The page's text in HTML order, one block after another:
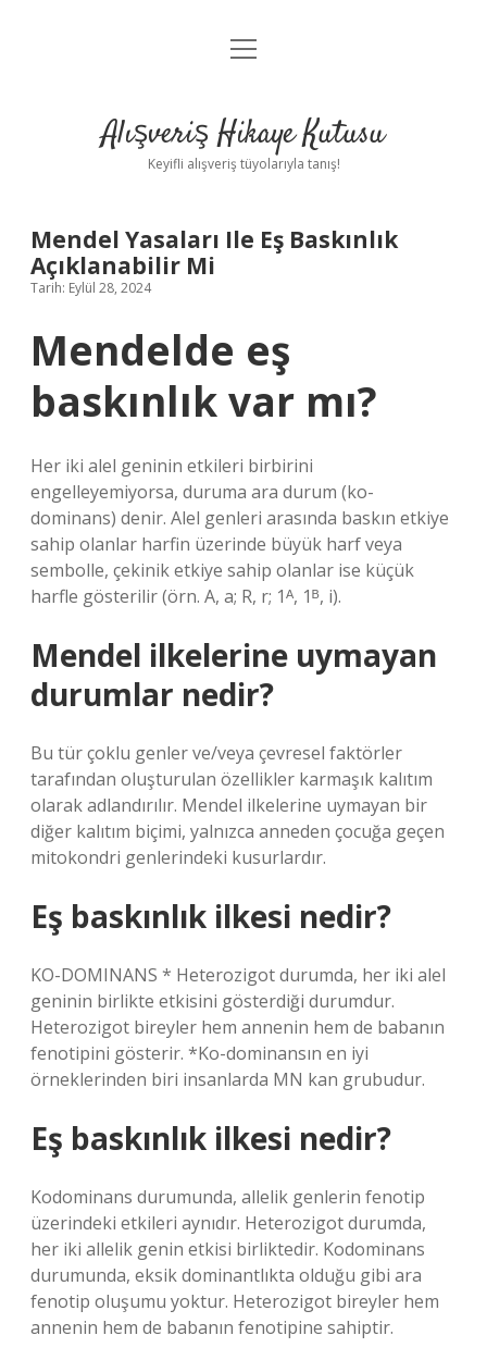
Anasayfa
Yasal Uyarı
menüyü
Alışveriş Hikaye Kutusu
Keyifli alışveriş tüyolarıyla tanış!
Mendel Yasaları Ile Eş Baskınlık
Açıklanabilir Mi
Tarih: Eylül 28, 2024
Mendelde eş
baskınlık var mı?
Her iki alel geninin etkileri birbirini
engelleyemiyorsa, duruma ara durum (ko-
dominans) denir. Alel genleri arasında baskın etkiye
sahip olanlar harfin üzerinde büyük harf veya
sembolle, çekinik etkiye sahip olanlar ise küçük
harfle gösterilir (örn. A, a; R, r; 1ᴬ, 1ᴮ, i).
Mendel ilkelerine uymayan
durumlar nedir?
Bu tür çoklu genler ve/veya çevresel faktörler
tarafından oluşturulan özellikler karmaşık kalıtım
olarak adlandırılır. Mendel ilkelerine uymayan bir
diğer kalıtım biçimi, yalnızca anneden çocuğa geçen
mitokondri genlerindeki kusurlardır.
Eş baskınlık ilkesi nedir?
KO-DOMINANS * Heterozigot durumda, her iki alel
geninin birlikte etkisini gösterdiği durumdur.
Heterozigot bireyler hem annenin hem de babanın
fenotipini gösterir. *Ko-dominansın en iyi
örneklerinden biri insanlarda MN kan grubudur.
Eş baskınlık ilkesi nedir?
Kodominans durumunda, allelik genlerin fenotip
üzerindeki etkileri aynıdır. Heterozigot durumda,
her iki allelik genin etkisi birliktedir. Kodominans
durumunda, eksik dominantlıkta olduğu gibi ara
fenotip oluşumu yoktur. Heterozigot bireyler hem
annenin hem de babanın fenotipine sahiptir.